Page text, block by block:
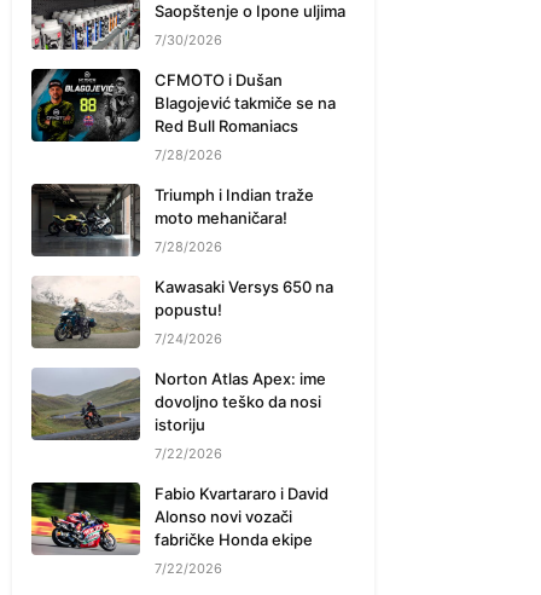
Saopštenje o Ipone uljima
7/30/2026
CFMOTO i Dušan
Blagojević takmiče se na
Red Bull Romaniacs
7/28/2026
Triumph i Indian traže
moto mehaničara!
7/28/2026
Kawasaki Versys 650 na
popustu!
7/24/2026
Norton Atlas Apex: ime
dovoljno teško da nosi
istoriju
7/22/2026
Fabio Kvartararo i David
Alonso novi vozači
fabričke Honda ekipe
7/22/2026